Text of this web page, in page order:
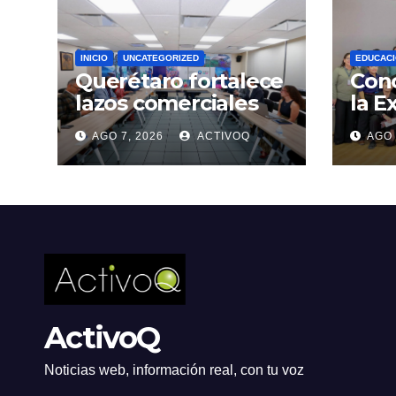
INICIO UNCATEGORIZED
Querétaro fortalece
lazos comerciales
con India
AGO 7, 2026 ACTIVOQ
la
AGO
ActivoQ
Noticias web, información real, con tu voz